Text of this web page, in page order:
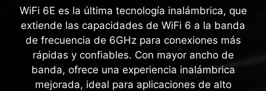
WiFi 6E es la última tecnología inalámbrica, que
extiende las capacidades de WiFi 6 a la banda
de frecuencia de 6GHz para conexiones más
rápidas y confiables. Con mayor ancho de
banda, ofrece una experiencia inalámbrica
mejorada, ideal para aplicaciones de alto